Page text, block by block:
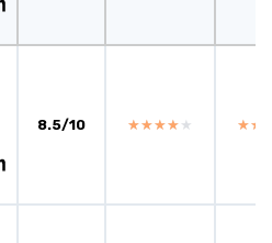
8.5/10 ★★★★★
★★★★★